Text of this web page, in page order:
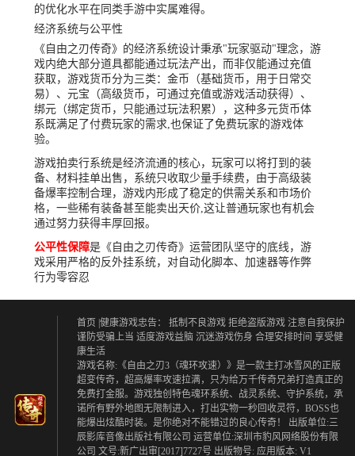
的优化水平在同类手游中实属难得。
经济系统与公平性
《自由之刃传奇》的经济系统设计秉承"玩家驱动"理念，游
戏内绝大部分道具都能通过玩法产出，而非仅能通过充值
获取，游戏货币分为三类：金币（基础货币，用于日常交
易）、元宝（高级货币，可通过充值或游戏活动获得）、
绑元（绑定货币，只能通过玩法积累），这种多元货币体
系既满足了付费玩家的需求,也保证了免费玩家的游戏体
验。
游戏拍卖行系统是经济流通的核心，玩家可以将打到的装
备、材料挂单出售，系统只收取少量手续费，由于高级装
备爆率控制合理，游戏内形成了稳定的供需关系和市场价
格，一些稀有装备甚至能卖出天价,这让普通玩家也有机会
通过努力获得丰厚回报。
公平性保障是《自由之刃传奇》运营团队坚守的底线，游
戏采用严格的反外挂系统，对自动化脚本、加速器等作弊
行为零容忍
首页 |健康游戏忠告： 抵制不良游戏 拒绝盗版游戏 注意自我保护
谨防受骗上当 适度游戏益脑 沉迷游戏伤身 合理安排时间 享受健
康生活
游戏名称:《自由之刃3（魂环攻速）》是一款主打冰雪风的正版
超变传奇，超高爆率攻速拉满，只为给万千传奇兄弟打造真正的
免费打金服。游戏独创特色魂环系统、战灵系统、守护系统，承
诺所有野外地图无限制进入，打出实物一秒回收灵符，BOSS也
能爆出炫酷时装。是你绝对不能错过的良心传奇！ 出版单位:三
辰影库音像出版社有限公司 运营单位:深圳市豹风网络股份有限
公司 文号:新广出审[2017]7727号 出版物号: 应用版本: V1